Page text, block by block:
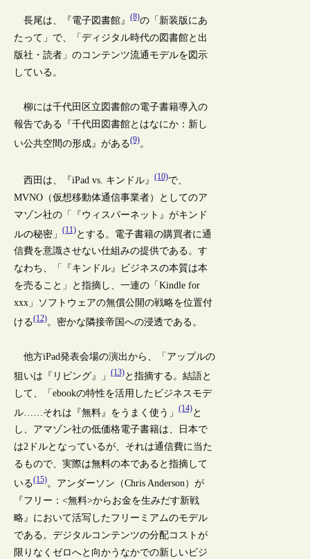
長尾は、『電子図書館』(8)の「新装版にあ
たって」で、「ディジタル時代の図書館と出
版社・読者」のコンテンツ流通モデルを図示
している。
柳には千代田区立図書館の電子書籍導入の
報告である『千代田図書館とはなにか：新し
い公共空間の形成』がある(9)。
西田は、『iPad vs. キンドル』(10)で、
MVNO（仮想移動体通信事業者）としてのア
マゾン社の「『ウィスパーネット』がキンド
ルの秘密」(11)とする。電子書籍の購買者に通
信費を意識させない仕組みの提供である。す
なわち、「『キンドル』ビジネスの本質は本
を売ること」と指摘し、一連の「Kindle for
xxx」ソフトウェアの無償公開の戦略を位置付
ける(12)。密かな隣接帝国への浸透である。
他方iPad発表会場の演出から、「アップルの
狙いは『リビング』」(13)と指摘する。結語と
して、「ebookの特性を活用したビジネスモデ
ル……それは『無料』をうまく使う」(14)と
し、アマゾン社の低価格電子書籍は、日本で
は2ドルとなっているが、それは通信費に当た
るもので、実際は無料の本であると指摘して
いる(15)。アンダーソン（Chris Anderson）が
『フリー：<無料>からお金を生みだす新戦
略』において活写したフリーミアムのモデル
である。デジタルコンテンツの分配コストが
限りなくゼロへと向かうなかでの新しいビジ